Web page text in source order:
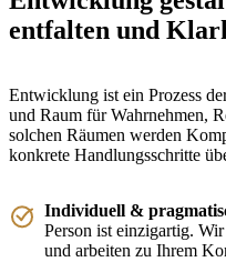
entfalten und
Entwicklung ist ein Prozess
und Raum für Wahrnehmen,
solchen Räumen werden
konkrete Handlungsschritte
Individuell &
Person ist einzigartig.
und arbeiten zu Ihrem